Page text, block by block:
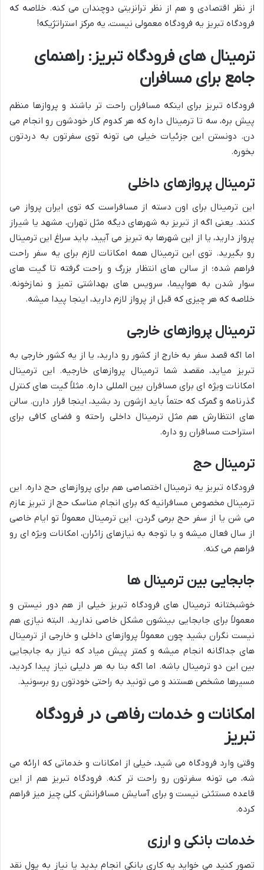
از نظر اقتصادی و هم از نظر ترانزیتی دوچندان می کنه. خلاصه که
فرودگاه تبریز یه فرودگاه معمولی نیست، یه مرکز استراتژیکه!
ترمینال های فرودگاه تبریز: راهنمای
جامع برای مسافران
فرودگاه تبریز برای اینکه مسافران راحت تر باشند و پروازها منظم
پیش بره، سه تا ترمینال داره که هر کدوم کار خودشون رو انجام می
دن. دونستن این جزئیات خیلی می تونه توی سفرتون به دردتون
بخوره.
ترمینال پروازهای داخلی
این ترمینال برای اون دسته از مسافراست که توی ایران پرواز می
کنند. یعنی اگه از تبریز به شهرهای دیگه مثل تهران، مشهد یا شیراز
پرواز دارید، یا از این شهرها به تبریز می آیید، باید سراغ این ترمینال
رو بگیرید. توی این ترمینال همه امکانات لازم برای یه سفر راحت
فراهم شده؛ از سالن های انتظار بزرگ و راحت گرفته تا گیت های
سوار شدن به هواپیما، سرویس های بهداشتی تمیز و نمازخونه.
خلاصه که هر چیزی که قبل از پرواز لازم دارید، اینجا پیدا میشه.
ترمینال پروازهای خارجی
اما اگه قصد سفر به خارج از کشور رو دارید، یا از یه کشور خارجی به
تبریز میاید، مقصد شما ترمینال پروازهای خارجیه. این ترمینال
امکانات ویژه ای برای مسافران بین المللی داره. مثلاً گیت های کنترل
گذرنامه و گمرک که حتماً باید ازشون رد بشید، اینجا قرار دارن. سالن
های انتظارش هم مثل ترمینال داخلی راحته و فضای کافی برای
استراحت مسافران رو داره.
ترمینال حج
فرودگاه تبریز یه ترمینال اختصاصی هم برای پروازهای حج داره. این
ترمینال مخصوص مسافرانیه که برای انجام مناسک حج از تبریز عازم
می شن یا از سفر حج برمی گردن. این ترمینال معمولاً تو ایام خاصی
از سال فعال میشه و با توجه به نیازهای زائران، امکانات ویژه ای رو
فراهم می کنه.
جابجایی بین ترمینال ها
خوشبختانه ترمینال های فرودگاه تبریز خیلی از هم دور نیستن و
معمولاً برای جابجایی بینشون مشکل خاصی ندارید. البته نیازی هم
نیست نگران بشید چون معمولاً پروازهای داخلی و خارجی از ترمینال
های جداگانه انجام میشه و کمتر پیش میاد که نیاز به جابجایی
بین این دو ترمینال باشه. اما اگه بنا به هر دلیلی نیاز پیدا کردید،
مسیرها مشخص هستند و می تونید به راحتی خودتون رو برسونید.
امکانات و خدمات رفاهی در فرودگاه
تبریز
وقتی وارد فرودگاه می شید، خیلی از امکانات و خدماتی که ارائه می
شه، می تونه سفرتون رو راحت تر کنه. فرودگاه تبریز هم از این
قاعده مستثنی نیست و برای آسایش مسافرانش، کلی چیز میز فراهم
کرده.
خدمات بانکی و ارزی
تصور کنید می خواید یه کاری بانکی انجام بدید یا نیاز به پول نقد